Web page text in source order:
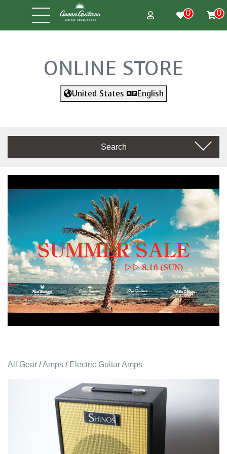
0 0
ONLINE STORE
United States English
Search
All Gear /Amps / Electric Guitar Amps